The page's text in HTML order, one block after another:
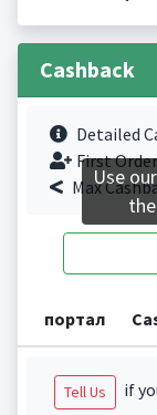
Cashback
Detailed
First
Max
портал
Tell Us
if
Use